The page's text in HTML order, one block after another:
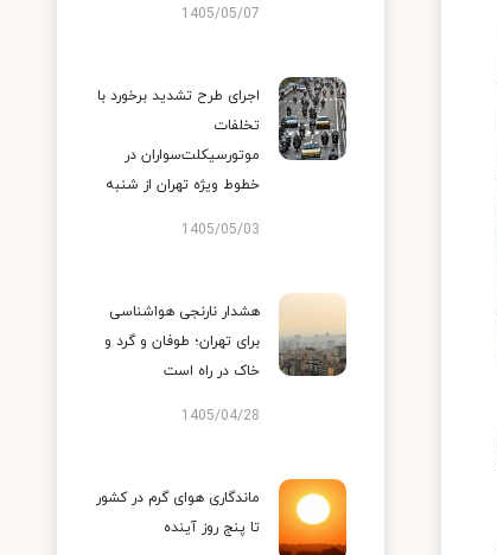
1405/05/07
اجرای طرح تشدید برخورد با
تخلفات
موتورسیکلت‌سواران در
خطوط ویژه تهران از شنبه
1405/05/03
هشدار نارنجی هواشناسی
برای تهران؛ طوفان و گرد و
خاک در راه است
1405/04/28
ماندگاری هوای گرم در کشور
تا پنج روز آینده